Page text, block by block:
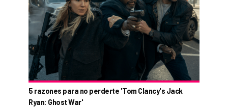
5 razones para no perderte 'Tom Clancy's Jack
Ryan: Ghost War'